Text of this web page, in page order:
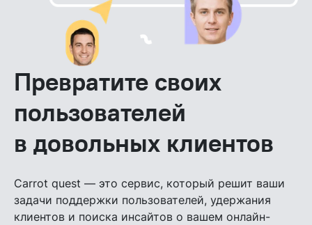
Превратите своих
пользователей
в довольных клиентов
Carrot quest — это сервис, который решит ваши
задачи поддержки пользователей, удержания
клиентов и поиска инсайтов о вашем онлайн-